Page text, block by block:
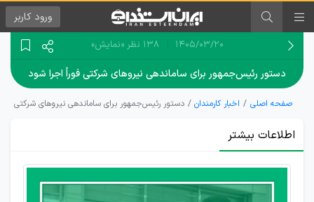
ورود کاربر
۱۴۰۵/۰۳/۲۰ 138 نظر «نمایش»
دستور رئیس‌جمهور برای ساماندهی نیروهای شرکتی فوراً اجرا شود
صفحه اصلی اخبار کارمندان دستور رئیس‌جمهور برای ساماندهی نیروهای شرکتی
اطلاعات بیشتر
ضرورت